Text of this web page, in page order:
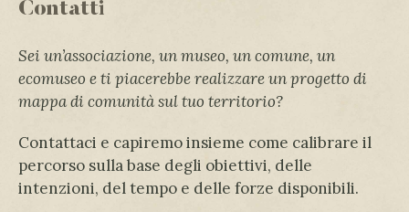
Contatti
Sei un’associazione, un museo, un comune, un
ecomuseo e ti piacerebbe realizzare un progetto di
mappa di comunità sul tuo territorio?
Contattaci e capiremo insieme come calibrare il
percorso sulla base degli obiettivi, delle
intenzioni, del tempo e delle forze disponibili.